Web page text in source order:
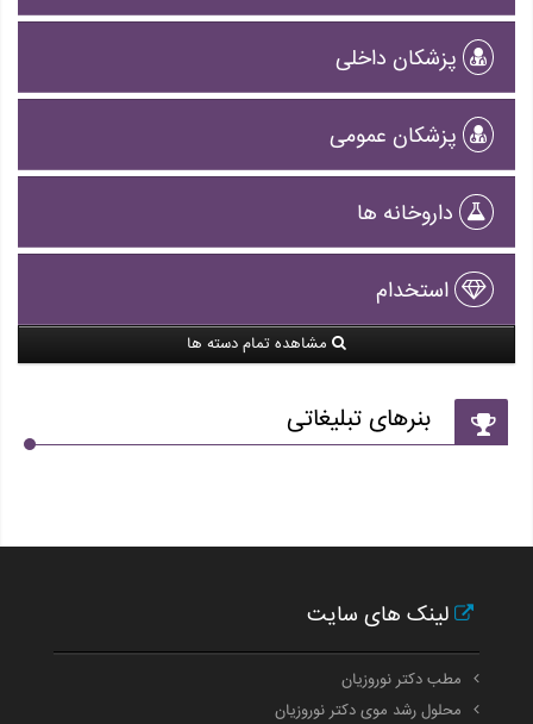
پزشکان داخلی
پزشکان عمومی
داروخانه ها
استخدام
مشاهده تمام دسته ها
بنرهای تبلیغاتی
لینک های سایت
مطب دکتر نوروزیان
محلول رشد موی دکتر نوروزیان